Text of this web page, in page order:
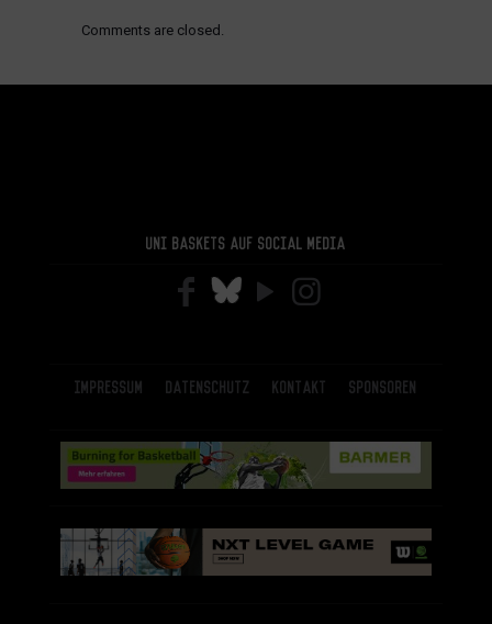
Comments are closed.
Uni Baskets auf Social Media
Impressum Datenschutz Kontakt Sponsoren